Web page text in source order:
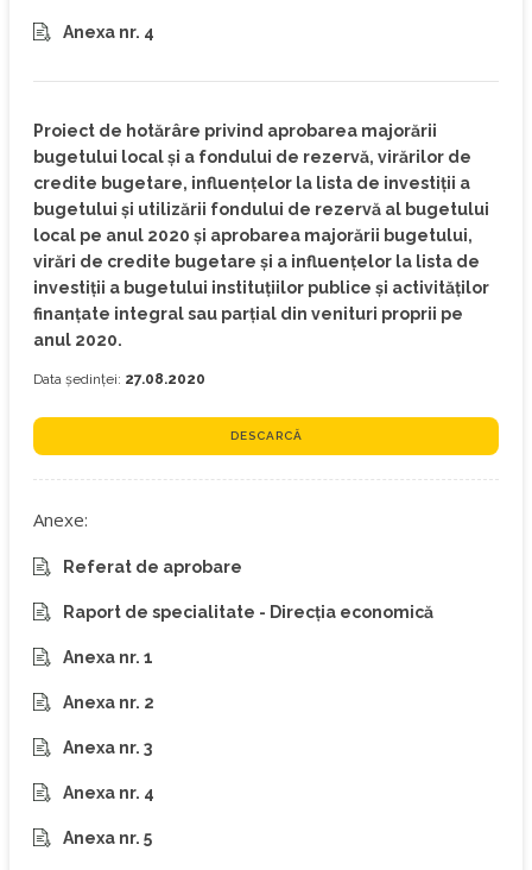
Anexa nr. 4
Proiect de hotărâre privind aprobarea majorării
bugetului local și a fondului de rezervă, virărilor de
credite bugetare, influențelor la lista de investiții a
bugetului și utilizării fondului de rezervă al bugetului
local pe anul 2020 și aprobarea majorării bugetului,
virări de credite bugetare și a influențelor la lista de
investiții a bugetului instituţiilor publice şi activităţilor
finanţate integral sau parţial din venituri proprii pe
anul 2020.
Data ședinței: 27.08.2020
DESCARCĂ
Anexe:
Referat de aprobare
Raport de specialitate - Direcția economică
Anexa nr. 1
Anexa nr. 2
Anexa nr. 3
Anexa nr. 4
Anexa nr. 5